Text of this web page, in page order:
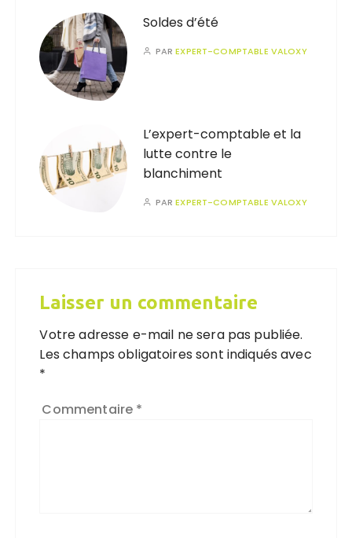
Soldes d’été
PAREXPERT-COMPTABLE VALOXY
L’expert-comptable et la
lutte contre le
blanchiment
PAREXPERT-COMPTABLE VALOXY
Laisser un commentaire
Votre adresse e-mail ne sera pas publiée.
Les champs obligatoires sont indiqués avec
*
Commentaire *